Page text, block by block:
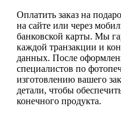
Оплатить заказ на
на сайте или через
банковской карты. Мы
каждой транзакции и
данных. После
специалистов по
изготовлению вашего
детали, чтобы
конечного продукта.